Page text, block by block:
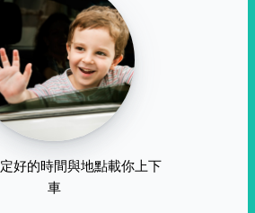
好的時間與地點載你上下
車